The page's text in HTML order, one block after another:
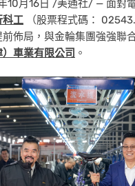
10月16日 /美通社/ — 面對
科工 （股票程式碼：
佈局，與金輪集團強強聯
車業有限公司 。